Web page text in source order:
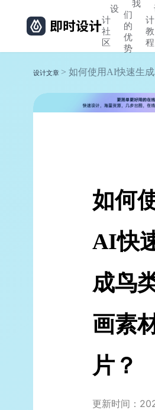
设
计
社
区
我
们
的
优
势
计
教
程
设计文章 > 如何使用AI快速生
如何
AI快
成鸟
画素
片？
更新时间：